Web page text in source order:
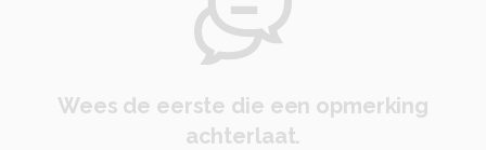
Wees de eerste die een opmerking
achterlaat.